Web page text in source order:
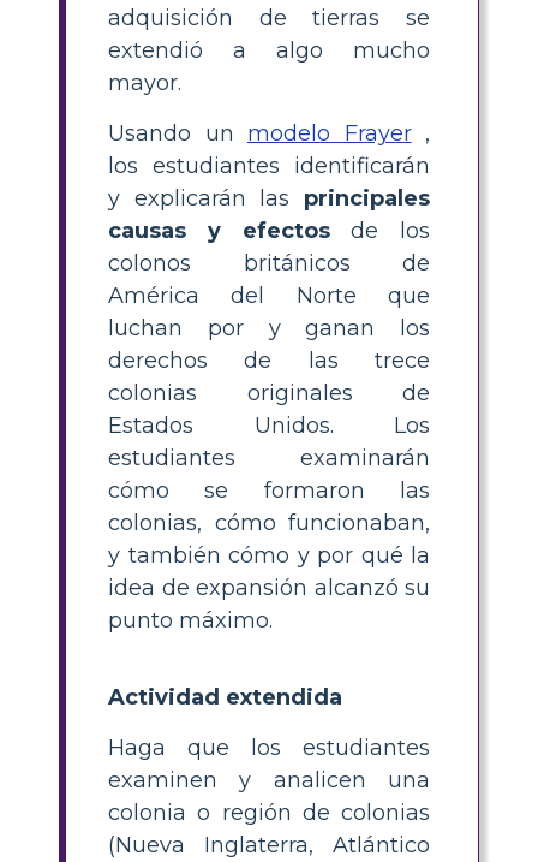
adquisición de tierras se
extendió a algo mucho
mayor.
Usando un modelo Frayer,
los estudiantes identificarán
y explicarán las principales
causas y efectosde los
colonos británicos de
América del Norte que
luchan por y ganan los
derechos de las trece
colonias originales de
Estados Unidos. Los
estudiantes examinarán
cómo se formaron las
colonias, cómo funcionaban,
y también cómo y por qué la
idea de expansión alcanzó su
punto máximo.
Actividad extendida
Haga que los estudiantes
examinen y analicen una
colonia o región de colonias
(Nueva Inglaterra, Atlántico